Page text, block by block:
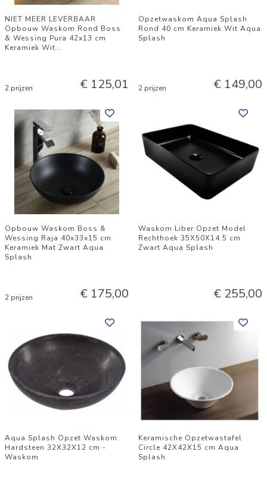
NIET MEER LEVERBAAR
Opbouw Waskom Rond Boss
& Wessing Pura 42x13 cm
Keramiek Wit...
2 prijzen € 125,01
Opzetwaskom Aqua Splash
Rond 40 cm Keramiek Wit Aqua
Splash
2 prijzen € 149,00
Opbouw Waskom Boss &
Wessing Raja 40x33x15 cm
Keramiek Mat Zwart Aqua
Splash
2 prijzen € 175,00
Waskom Liber Opzet Model
Rechthoek 35X50X14.5 cm
Zwart Aqua Splash
€ 255,00
Aqua Splash Opzet Waskom
Hardsteen 32X32X12 cm -
Waskom
Keramische Opzetwastafel
Circle 42X42X15 cm Aqua
Splash